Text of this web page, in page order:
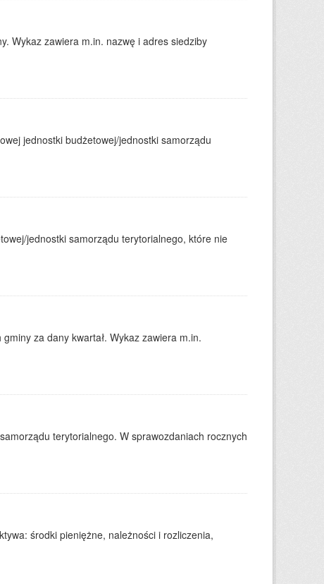
Wykaz zawiera m.in. nazwę i adres siedziby
jednostki budżetowej/jednostki samorządu
jednostki samorządu terytorialnego, które nie
za dany kwartał. Wykaz zawiera m.in.
terytorialnego. W sprawozdaniach rocznych
środki pieniężne, należności i rozliczenia,